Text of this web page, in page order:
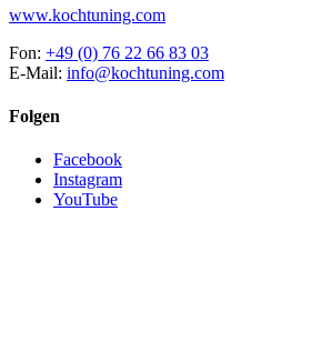
www.kochtuning.com
Fon: +49 (0) 76 22 66 83 03
E-Mail: info@kochtuning.com
Folgen
Facebook
Instagram
YouTube